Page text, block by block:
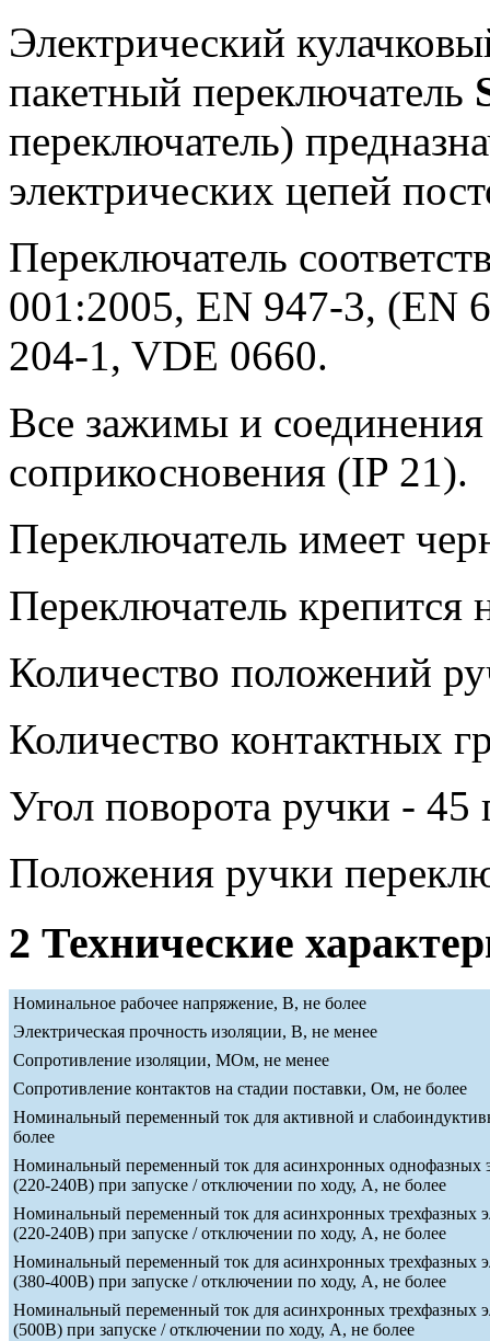
Электрический
пакетный переключатель
переключатель)
электрических цепей
Переключатель
001:2005, EN 947-3, (EN
204-1, VDE 0660.
Все зажимы и
соприкосновения (IP 21).
Переключатель имеет
Переключатель
Количество положений
Количество контактных
Угол поворота ручки - 45
Положения ручки
2 Технические
Номинальное рабочее напряжение, В, не более
Электрическая прочность изоляции, В, не менее
Сопротивление изоляции, МОм, не менее
Сопротивление контактов на стадии поставки, Ом, не более
Номинальный переменный ток для активной и
более
Номинальный переменный ток для асинхронных однофазных
(220-240В) при запуске / отключении по ходу, А, не более
Номинальный переменный ток для асинхронных трехфазных
(220-240В) при запуске / отключении по ходу, А, не более
Номинальный переменный ток для асинхронных трехфазных
(380-400В) при запуске / отключении по ходу, А, не более
Номинальный переменный ток для асинхронных трехфазных
(500В) при запуске / отключении по ходу, А, не более